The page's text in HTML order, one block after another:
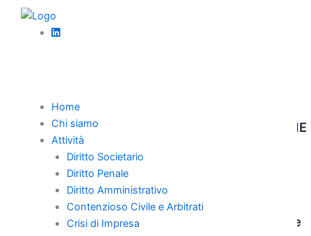
Home
Chi siamo
Attività
Diritto Societario
Diritto Penale
Diritto Amministrativo
Contenzioso Civile e Arbitrati
Crisi di Impresa
News
LIMITI AL SEQUESTRO DI DISPOSITIVI
ACCERTAMENTO IMU AREE EDIFICABILI: COME
DIFENDERSI
Diritto tributario
Accertamento fiscale per utili da ristretta base